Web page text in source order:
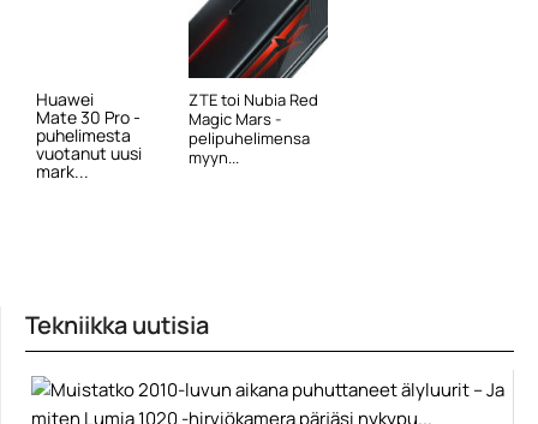
Huawei
Mate 30 Pro -
puhelimesta
vuotanut uusi
mark...
ZTE toi Nubia Red
Magic Mars -
pelipuhelimensa
myyn...
Tekniikka uutisia